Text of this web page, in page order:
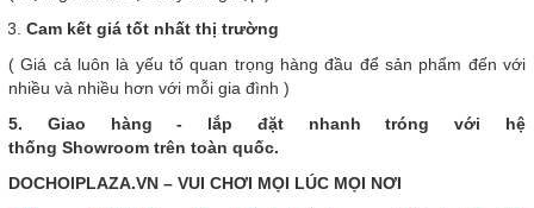
Cam kết giá tốt nhất thị trường
( Giá cả luôn là yếu tố quan trọng hàng đầu để sản phẩm đến với
nhiều và nhiều hơn với mỗi gia đình )
5. Giao hàng - lắp đặt nhanh tróng với hệ
thống Showroom trên toàn quốc.
DOCHOIPLAZA.VN – VUI CHƠI MỌI LÚC MỌI NƠI